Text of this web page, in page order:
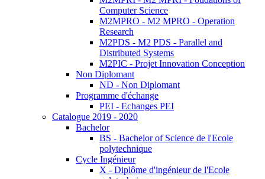
Computer Science
M2MPRO - M2 MPRO - Operation
Research
M2PDS - M2 PDS - Parallel and
Distributed Systems
M2PIC - Projet Innovation Conception
Non Diplomant
ND - Non Diplomant
Programme d'échange
PEI - Echanges PEI
Catalogue 2019 - 2020
Bachelor
BS - Bachelor of Science de l'Ecole
polytechnique
Cycle Ingénieur
X - Diplôme d'ingénieur de l'Ecole